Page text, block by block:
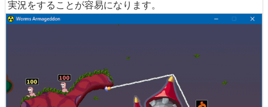
実況をすることが容易になります。